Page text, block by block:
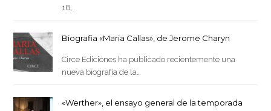
18…
Biografia «Maria Callas», de Jerome Charyn
Circe Ediciones ha publicado recientemente una
nueva biografía de la…
«Werther», el ensayo general de la temporada